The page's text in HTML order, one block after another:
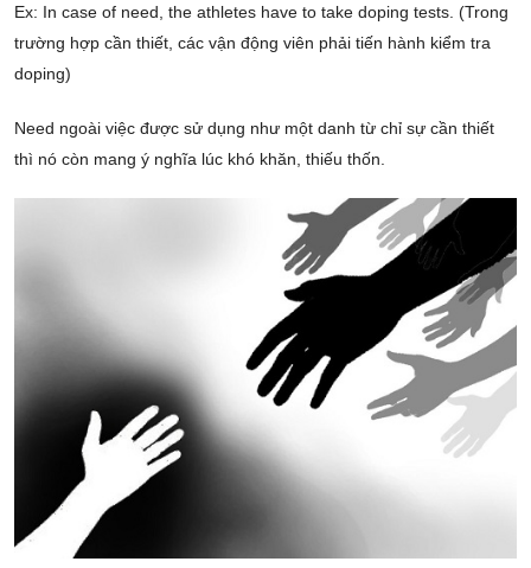
Ex: In case of need, the athletes have to take doping tests. (Trong
trường hợp cần thiết, các vận động viên phải tiến hành kiểm tra
doping)
Need ngoài việc được sử dụng như một danh từ chỉ sự cần thiết
thì nó còn mang ý nghĩa lúc khó khăn, thiếu thốn.